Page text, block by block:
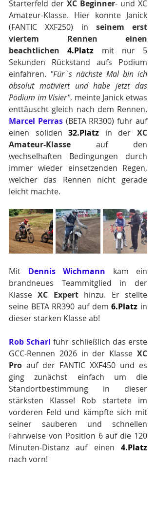
Starterfeld der XC Beginner- und XC
Amateur-Klasse. Hier konnte Janick
(FANTIC XXF250) in seinem erst
viertem Rennen einen
beachtlichen
4.Platz mit nur 5
Sekunden Rückstand aufs Podium
einfahren. "Für`s nächste Mal bin ich
absolut motiviert und habe jetzt das
Podium im Visier", meinte Janick etwas
Marcel Perras (BETA RR300) fuhr auf
einen soliden 32.Platz in der XC
Amateur-Klasse auf den
wechselhaften Bedingungen durch
immer wieder einsetzenden Regen,
welcher das Rennen nicht gerade
leicht machte.
Mit Dennis Wichmann kam ein
brandneues Teammitglied in der
Klasse XC Expert hinzu. Er stellte
seine BETA RR390 auf dem 6.Platz in
dieser starken Klasse ab!
Rob Scharl fuhr schließlich das erste
GCC-Rennen 2026 in der Klasse XC
Pro auf der FANTIC XXF450 und es
ging zunächst einfach um die
Standortbestimmung in dieser
stärksten Klasse! Rob startete im
vorderen Feld und kämpfte sich mit
seiner sauberen und schnellen
Fahrweise von Position 6 auf die 120
Minuten-Distanz auf einen 4.Platz
nach vorn!